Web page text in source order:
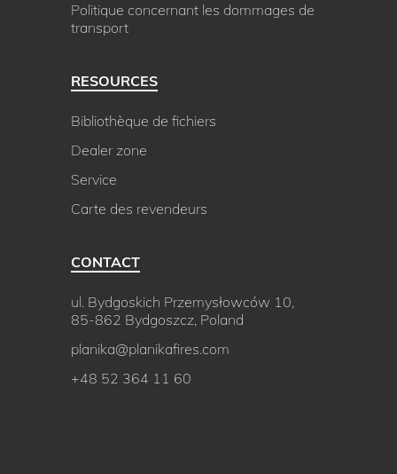
Politique concernant les dommages de
transport
RESOURCES
Bibliothèque de fichiers
Dealer zone
Service
Carte des revendeurs
CONTACT
ul. Bydgoskich Przemysłowców 10,
85-862 Bydgoszcz, Poland
planika@planikafires.com
+48 52 364 11 60